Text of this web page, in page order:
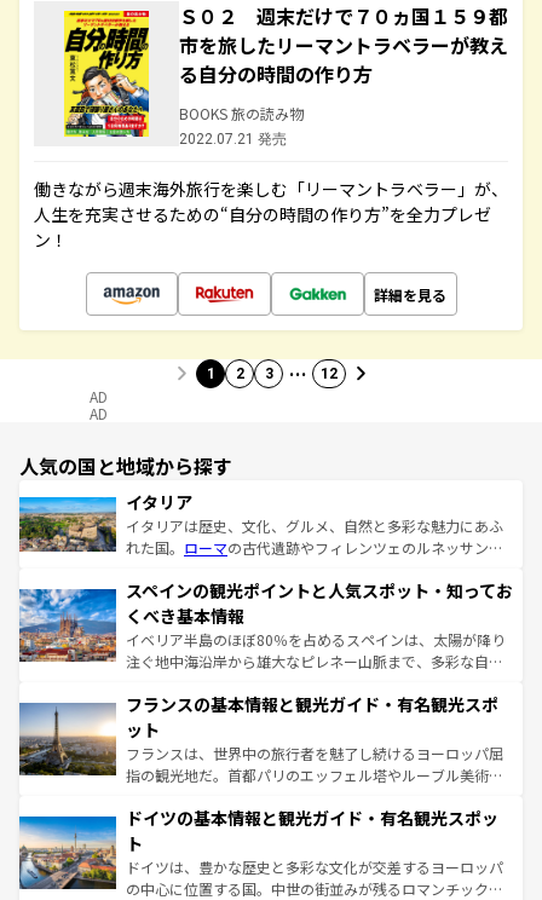
Ｓ０２ 週末だけで７０ヵ国１５９都
市を旅したリーマントラベラーが教え
る自分の時間の作り方
BOOKS 旅の読み物
2022.07.21 発売
働きながら週末海外旅行を楽しむ「リーマントラベラー」が、
人生を充実させるための“自分の時間の作り方”を全力プレゼ
ン！
詳細を見る
1 2 3 … 12
AD
AD
人気の国と地域から探す
イタリア
イタリアは歴史、文化、グルメ、自然と多彩な魅力にあふ
れた国。 ローマの古代遺跡やフィレンツェのルネッサンス
ろん、トスカーナの美しい田園風景やアマルフィ海岸の絶
景など、自然景観も見逃せない。観光の合間には、本場の
ピザやパスタなど、絶品のイタリア料理を堪能することも
できる。朝目覚めてから夜眠るまで、すべての瞬間を楽し
なお、新着のイタリア情報はコンテンツ一覧を参照してほ
しい。
スペインの観光ポイントと人気スポット・知ってお
くべき基本情報
イベリア半島のほぼ80％を占めるスペインは、太陽が降り
注ぐ地中海沿岸から雄大なピレネー山脈まで、多彩な自然
文化が根付くこの国では、情熱的なフラメンコ、熱気あふ
れる闘牛、そして美味しいタパスが生活の一部となってい
る。首都マドリードの洗練された雰囲気や、バルセロナの
アートに溢れた街角から、地方では古代ローマ遺跡や中世
せる。地方によって風土や気候が異なるスペインはその個
ンテンツ一覧 を参照してほしい。
フランスの基本情報と観光ガイド・有名観光スポ
ット
フランスは、世界中の旅行者を魅了し続けるヨーロッパ屈
指の観光地だ。首都パリのエッフェル塔やルーブル美術館
で、幅広い魅力が詰まっている。華麗な宮殿、歴史的な大
聖堂、美しいビーチ、そして豊かな自然が、訪れる者を心
から魅了する。また、フランスは美食の国としても知ら
れ、フランス料理はユネスコ無形文化遺産にも登録されて
ドイツの基本情報と観光ガイド・有名観光スポッ
ト
ドイツは、豊かな歴史と多彩な文化が交差するヨーロッパ
の中心に位置する国。中世の街並みが残るロマンチック街